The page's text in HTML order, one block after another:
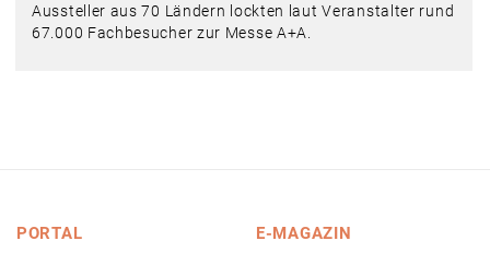
Aussteller aus 70 Ländern lockten laut Veranstalter rund
67.000 Fachbesucher zur Messe A+A.
PORTAL E-MAGAZIN